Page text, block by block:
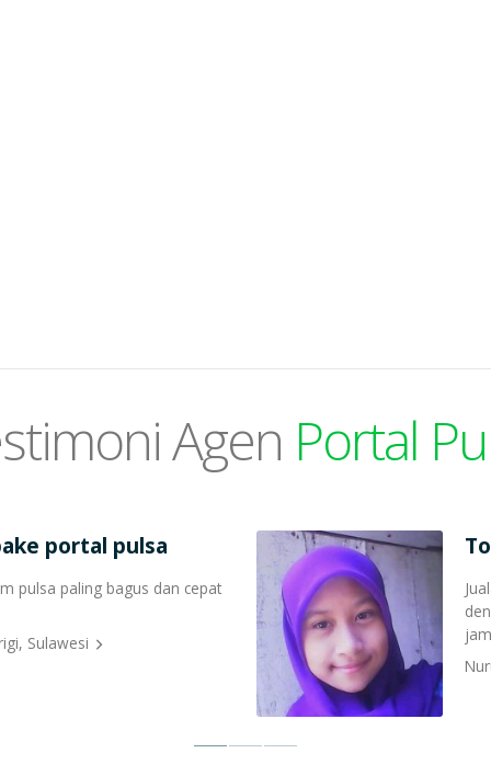
Agen Portal
portal pulsa
pulsa paling bagus dan cepat
Sulawesi